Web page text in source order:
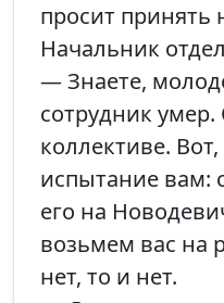
просит принять
Начальник
— Знаете,
сотрудник
коллективе.
испытание вам:
его на
возьмем вас на
нет, то и нет.